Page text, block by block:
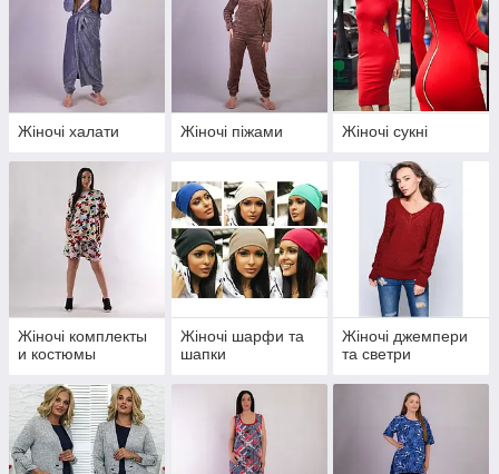
Жіночі халати Жіночі піжами Жіночі сукні
Жіночі комплекты
и костюмы
Жіночі шарфи та
шапки
Жіночі джемпери
та светри